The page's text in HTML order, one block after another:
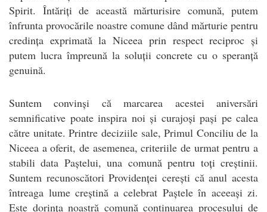
Spirit. Întăriți de această mărturisire comună, putem
înfrunta provocările noastre comune dând mărturie pentru
credința exprimată la Niceea prin respect reciproc și
putem lucra împreună la soluții concrete cu o speranță
genuină.
Suntem convinși că marcarea acestei aniversări
semnificative poate inspira noi și curajoși pași pe calea
către unitate. Printre deciziile sale, Primul Conciliu de la
Niceea a oferit, de asemenea, criteriile de urmat pentru a
stabili data Paștelui, una comună pentru toți creștinii.
Suntem recunoscători Providenței cerești că anul acesta
întreaga lume creștină a celebrat Paștele în aceeași zi.
Este dorința noastră comună continuarea procesului de